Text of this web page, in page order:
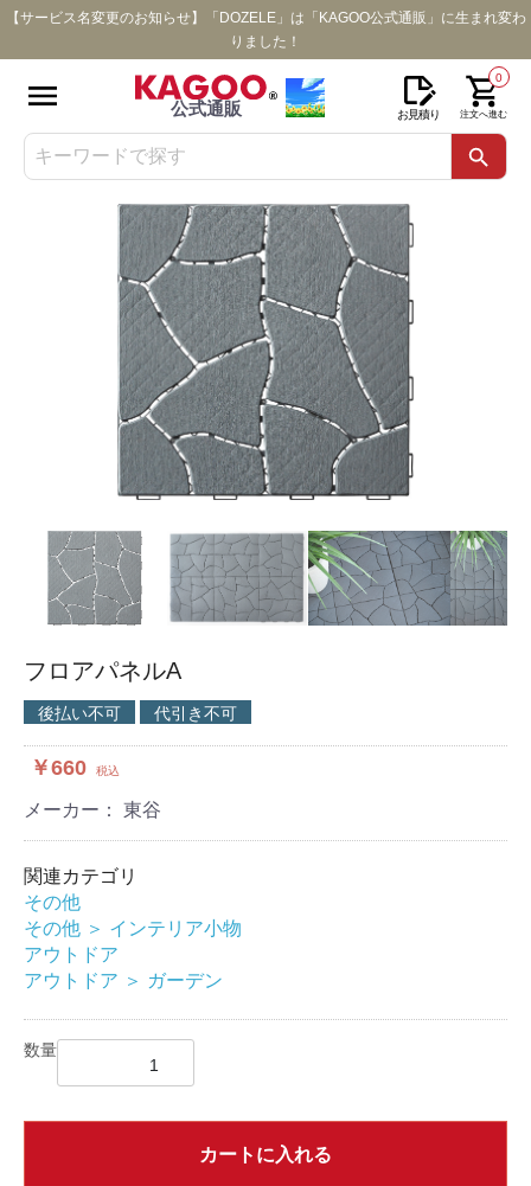
【サービス名変更のお知らせ】「DOZELE」は「KAGOO公式通販」に生まれ変わ
りました！
公式通販 お見積り
0
注文へ進む
フロアパネルA
後払い不可 代引き不可
￥660 税込
メーカー： 東谷
関連カテゴリ
その他
その他 ＞ インテリア小物
アウトドア
アウトドア ＞ ガーデン
数量
カートに入れる